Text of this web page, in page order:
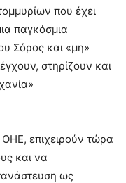
που έχει
παγκόσμια
Σόρος και «μη»
στηρίζουν και
ΟΗΕ, επιχειρούν τώρα
και να
ως